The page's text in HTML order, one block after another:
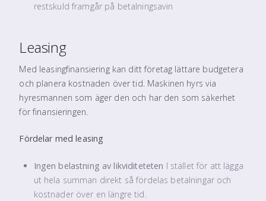
restskuld framgår på betalningsavin
Leasing
Med leasingfinansiering kan ditt företag lättare budgetera
och planera kostnaden över tid. Maskinen hyrs via
hyresmannen som äger den och har den som säkerhet
för finansieringen.
Fördelar med leasing
Ingen belastning av likviditeteten I stället för att lägga
ut hela summan direkt så fördelas betalningar och
kostnader över en längre tid.